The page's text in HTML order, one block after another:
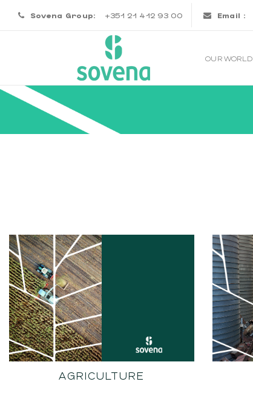
Sovena Group: +351 21 412 93 00 Email :
OUR WORLD
AGRICULTURE